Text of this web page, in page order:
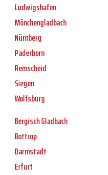
Ludwigshafen
Mönchengladbach
Nürnberg
Paderborn
Remscheid
Siegen
Wolfsburg
Bergisch Gladbach
Bottrop
Darmstadt
Erfurt